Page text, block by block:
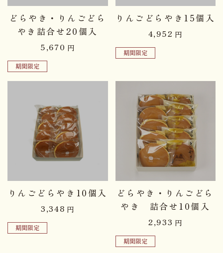
品切れ中
どらやき・りんごどら
やき詰合せ20個入
5,670 円
期間限定
品切れ中
りんごどらやき15個入
4,952 円
期間限定
品切れ中
りんごどらやき10個入
3,348 円
期間限定
品切れ中
どらやき・りんごどら
やき 詰合せ10個入
2,933 円
期間限定